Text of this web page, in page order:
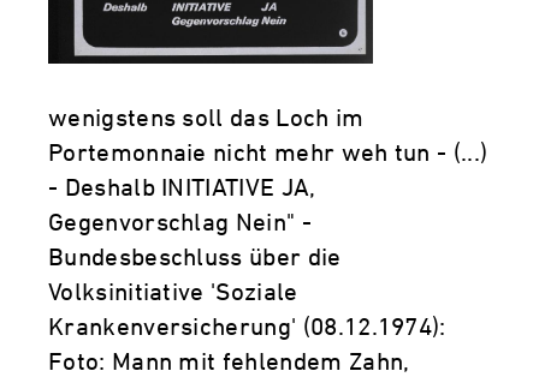
wenigstens soll das Loch im
Portemonnaie nicht mehr weh tun - (...)
- Deshalb INITIATIVE JA,
Gegenvorschlag Nein" -
Bundesbeschluss über die
Volksinitiative 'Soziale
Krankenversicherung' (08.12.1974):
Foto: Mann mit fehlendem Zahn,